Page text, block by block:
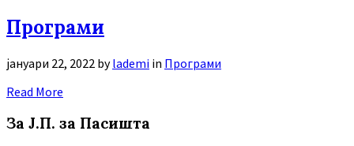
Програми
јануари 22, 2022 bylademi in Програми
Read More
За Ј.П. за Пасишта